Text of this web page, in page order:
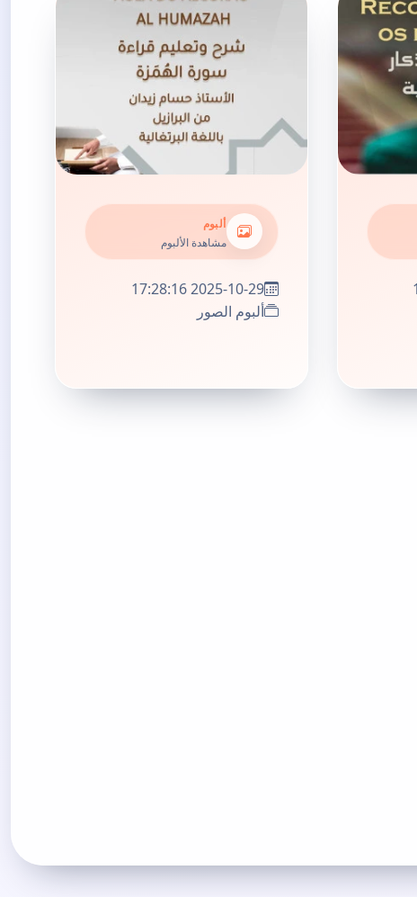
ألبوم
مشاهدة الألبوم
2025-10-29 17:28:16
ألبوم الصور